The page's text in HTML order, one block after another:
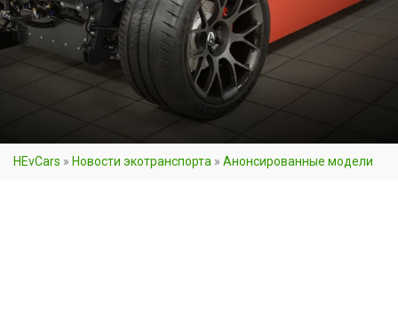
HEvCars » Новости экотранспорта » Анонсированные модели